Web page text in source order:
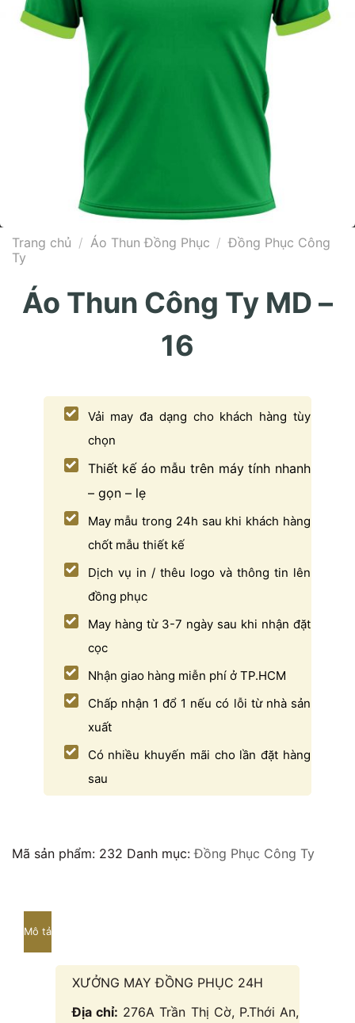
Trang chủ / Áo Thun Đồng Phục / Đồng Phục Công
Ty
Áo Thun Công Ty MD –
16
Vải may đa dạng cho khách hàng tùy
chọn
Thiết kế áo mẫu trên máy tính nhanh
– gọn – lẹ
May mẫu trong 24h sau khi khách hàng
chốt mẫu thiết kế
Dịch vụ in / thêu logo và thông tin lên
đồng phục
May hàng từ 3-7 ngày sau khi nhận đặt
cọc
Nhận giao hàng miễn phí ở TP.HCM
Chấp nhận 1 đổ 1 nếu có lỗi từ nhà sản
xuất
Có nhiều khuyến mãi cho lần đặt hàng
sau
Mã sản phẩm: 232 Danh mục:Đồng Phục Công Ty
Mô tả
XƯỞNG MAY ĐỒNG PHỤC 24H
Địa chỉ: 276A Trần Thị Cờ, P.Thới An,